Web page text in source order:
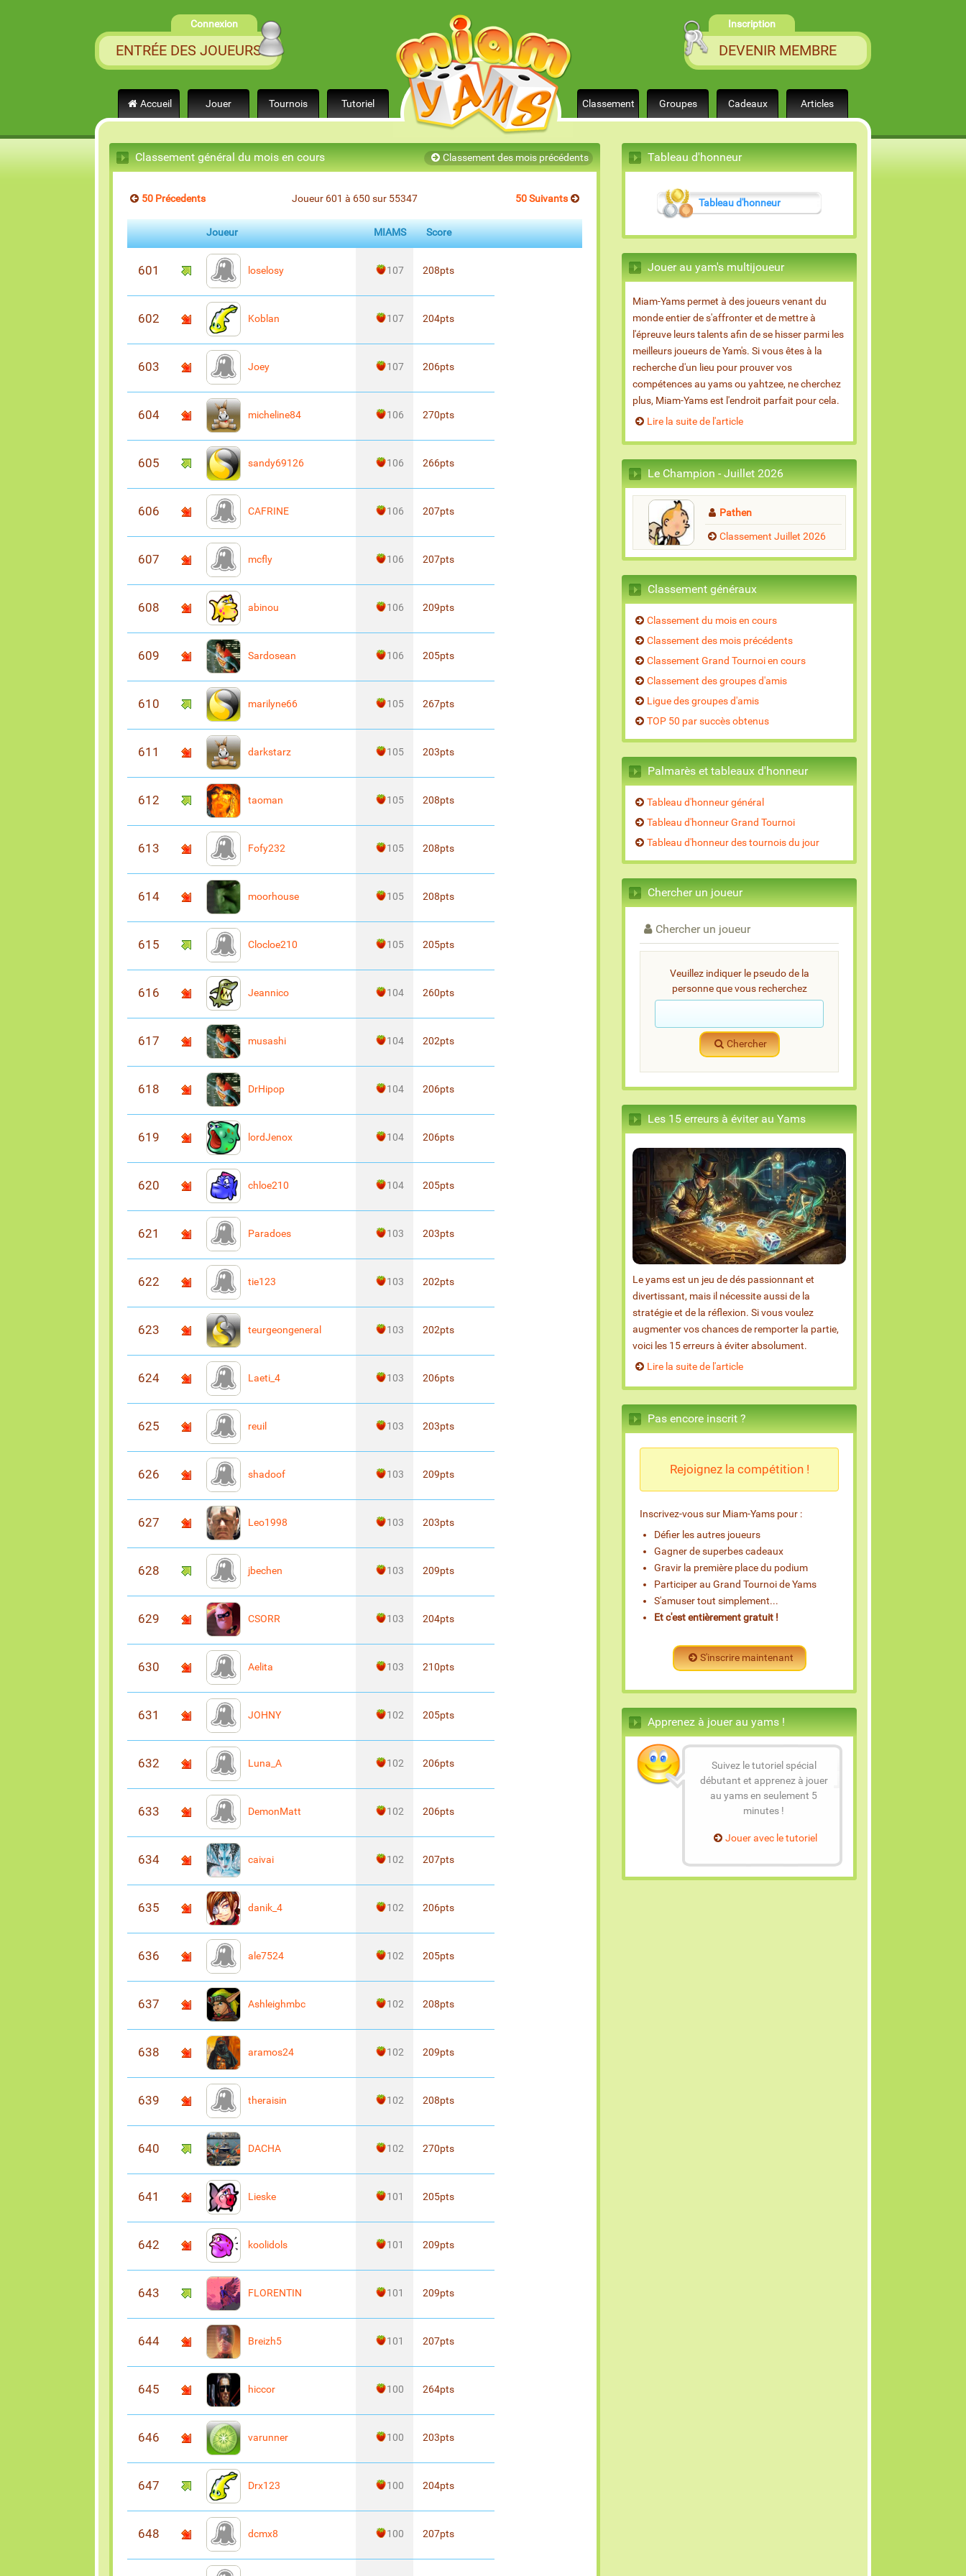
Connexion
ENTRÉE DES JOUEURS
Inscription
DEVENIR MEMBRE
Accueil Jouer Tournois Tutoriel Classement Groupes Cadeaux Articles
Classement général du mois en cours Classement des mois précédents
50 Précedents Joueur 601 à 650 sur 55347 50 Suivants
Joueur MIAMS Score
601 loselosy 107 208pts
602 Koblan 107 204pts
603 Joey 107 206pts
604 micheline84 106 270pts
605 sandy69126 106 266pts
606 CAFRINE 106 207pts
607 mcfly 106 207pts
608 abinou 106 209pts
609 Sardosean 106 205pts
610 marilyne66 105 267pts
611 darkstarz 105 203pts
612 taoman 105 208pts
613 Fofy232 105 208pts
614 moorhouse 105 208pts
615 Clocloe210 105 205pts
616 Jeannico 104 260pts
617 musashi 104 202pts
618 DrHipop 104 206pts
619 lordJenox 104 206pts
620 chloe210 104 205pts
621 Paradoes 103 203pts
622 tie123 103 202pts
623 teurgeongeneral 103 202pts
624 Laeti_4 103 206pts
625 reuil 103 203pts
626 shadoof 103 209pts
627 Leo1998 103 203pts
628 jbechen 103 209pts
629 CSORR 103 204pts
630 Aelita 103 210pts
631 JOHNY 102 205pts
632 Luna_A 102 206pts
633 DemonMatt 102 206pts
634 caivai 102 207pts
635 danik_4 102 206pts
636 ale7524 102 205pts
637 Ashleighmbc 102 208pts
638 aramos24 102 209pts
639 theraisin 102 208pts
640 DACHA 102 270pts
641 Lieske 101 205pts
642 koolidols 101 209pts
643 FLORENTIN 101 209pts
644 Breizh5 101 207pts
645 hiccor 100 264pts
646 varunner 100 203pts
647 Drx123 100 204pts
648 dcmx8 100 207pts
Tableau d'honneur
Tableau d'honneur
Jouer au yam's multijoueur
Miam-Yams permet à des joueurs venant du
monde entier de s'affronter et de mettre à
l'épreuve leurs talents afin de se hisser parmi les
meilleurs joueurs de Yam's. Si vous êtes à la
recherche d'un lieu pour prouver vos
compétences au yams ou yahtzee, ne cherchez
plus, Miam-Yams est l'endroit parfait pour cela.
Lire la suite de l'article
Le Champion - Juillet 2026
Pathen
Classement Juillet 2026
Classement généraux
Classement du mois en cours
Classement des mois précédents
Classement Grand Tournoi en cours
Classement des groupes d'amis
Ligue des groupes d'amis
TOP 50 par succès obtenus
Palmarès et tableaux d'honneur
Tableau d'honneur général
Tableau d'honneur Grand Tournoi
Tableau d'honneur des tournois du jour
Chercher un joueur
Chercher un joueur
Veuillez indiquer le pseudo de la
personne que vous recherchez
Chercher
Les 15 erreurs à éviter au Yams
Le yams est un jeu de dés passionnant et
divertissant, mais il nécessite aussi de la
stratégie et de la réflexion. Si vous voulez
augmenter vos chances de remporter la partie,
voici les 15 erreurs à éviter absolument.
Lire la suite de l'article
Pas encore inscrit ?
Rejoignez la compétition !
Inscrivez-vous sur Miam-Yams pour :
Défier les autres joueurs
Gagner de superbes cadeaux
Gravir la première place du podium
Participer au Grand Tournoi de Yams
S'amuser tout simplement...
Et c'est entièrement gratuit !
S'inscrire maintenant
Apprenez à jouer au yams !
Suivez le tutoriel spécial
débutant et apprenez à jouer
au yams en seulement 5
minutes !
Jouer avec le tutoriel